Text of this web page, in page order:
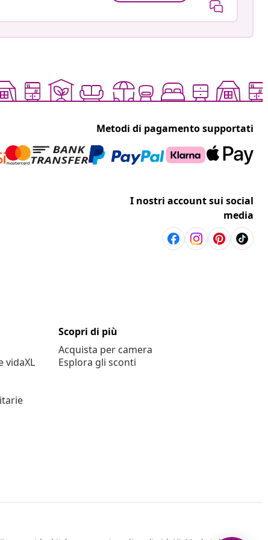
Metodi di pagamento supportati
I nostri account sui social
media
vidaXL
Scopri di più
Acquista per camera
Esplora gli sconti